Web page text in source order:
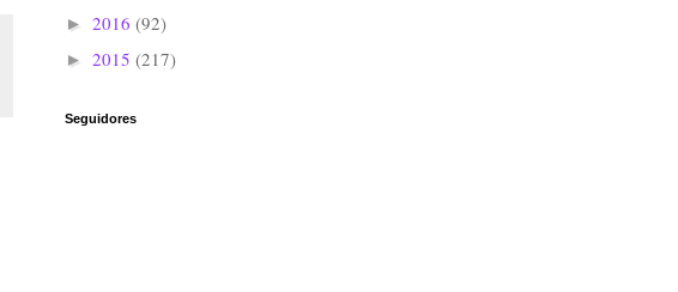
► 2016 (92)
► 2015 (217)
Seguidores